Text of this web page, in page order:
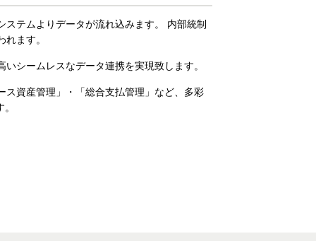
テムよりデータが流れ込みます。 内部統制
ます。
シームレスなデータ連携を実現致します。
ス資産管理」・「総合支払管理」など、多彩